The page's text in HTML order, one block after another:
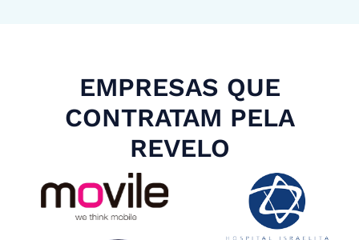
EMPRESAS QUE
CONTRATAM PELA
REVELO